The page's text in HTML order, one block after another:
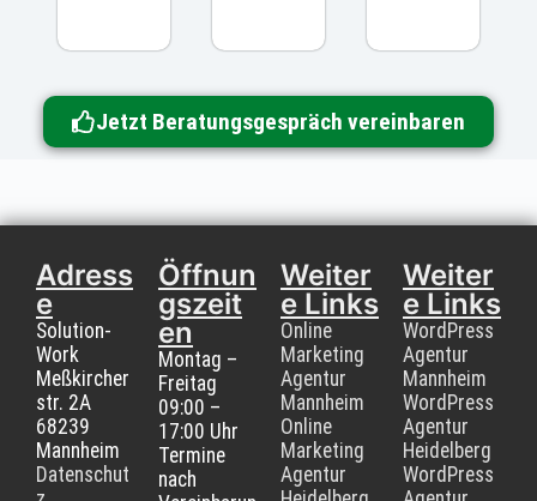
Jetzt Beratungsgespräch vereinbaren
Adress
e
Solution-
Work
Meßkircher
str. 2A
68239
Mannheim
Datenschut
Öffnun
gszeit
en
Montag –
Freitag
09:00 –
17:00 Uhr
Termine
nach
Weiter
e Links
Online
Marketing
Agentur
Mannheim
Online
Marketing
Agentur
Weiter
e Links
WordPress
Agentur
Mannheim
WordPress
Agentur
Heidelberg
WordPress